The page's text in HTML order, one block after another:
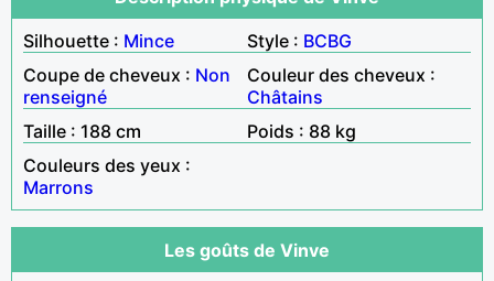
Silhouette : Mince Style : BCBG
Coupe de cheveux : Non
renseigné
Couleur des cheveux :
Châtains
Taille : 188 cm
Poids : 88 kg
Couleurs des yeux :
Marrons
Les goûts de Vinve